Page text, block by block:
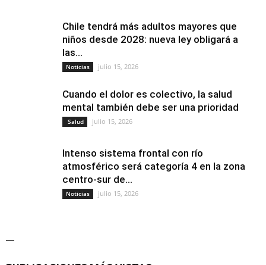
Chile tendrá más adultos mayores que
niños desde 2028: nueva ley obligará a
las...
Noticias julio 15, 2026
Cuando el dolor es colectivo, la salud
mental también debe ser una prioridad
Salud julio 15, 2026
Intenso sistema frontal con río
atmosférico será categoría 4 en la zona
centro-sur de...
Noticias julio 15, 2026
—